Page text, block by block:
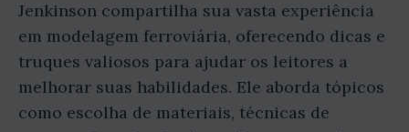
Jenkinson compartilha sua vasta experiência
em modelagem ferroviária, oferecendo dicas e
truques valiosos para ajudar os leitores a
melhorar suas habilidades. Ele aborda tópicos
como escolha de materiais, técnicas de